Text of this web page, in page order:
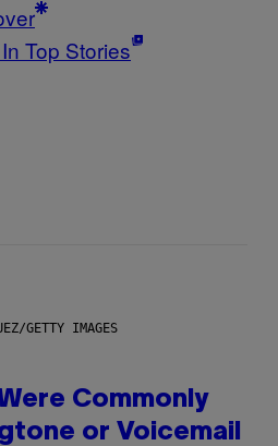
Top Stories
GETTY IMAGES
Commonly
or Voicemail